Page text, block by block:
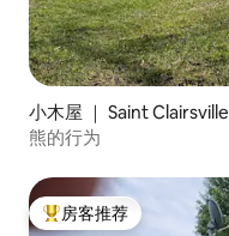
小木屋 ｜ Saint Clairsville
熊的行为
热门「房客推荐」
房客推荐